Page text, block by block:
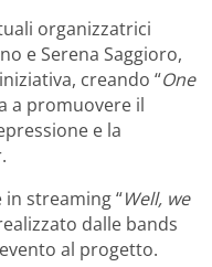
organizzatrici
e Serena Saggioro,
creando “One
a promuovere il
e la
in streaming “Well, we
dalle bands
al progetto.